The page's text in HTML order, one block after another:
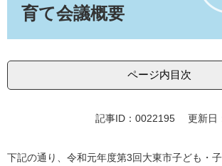
育て会議概要
ページ内目次
記事ID：0022195 更新日
下記の通り、令和元年度第3回大東市子ども・